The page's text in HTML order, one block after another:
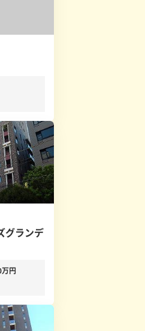
グランデ
円